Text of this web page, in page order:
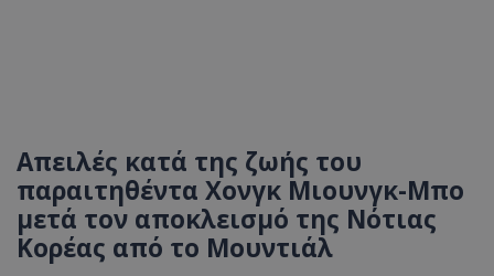
Απειλές κατά της ζωής του
παραιτηθέντα Χονγκ Μιουνγκ-Μπο
μετά τον αποκλεισμό της Νότιας
Κορέας από το Μουντιάλ